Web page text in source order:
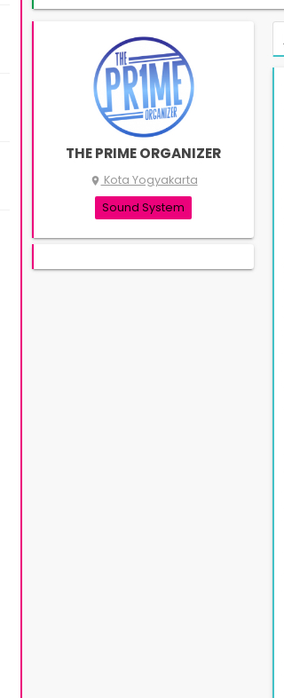
THE PRIME ORGANIZER
place Kota Yogyakarta
Sound System